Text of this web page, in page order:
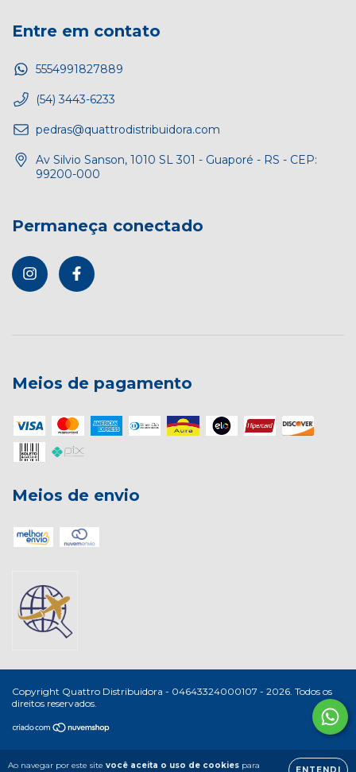
Ao navegar por este site você aceita o uso de cookies para
Entre em contato
5554991827889
(54) 3443-6233
pedras@quattrodistribuidora.com
Av Silvio Sanson, 1010 SL 301 - Guaporé - RS - CEP:
99200-000
Permaneça conectado
Meios de pagamento
Meios de envio
Copyright Quattro Distribuidora - 04643324000107 - 2026. Todos os
direitos reservados.